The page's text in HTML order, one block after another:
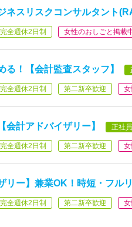
ネスリスクコンサルタント
完全週休2日制 女性のおしごと掲載
る！【会計監査スタッフ】
完全週休2日制 第二新卒歓迎 女
会計アドバイザリー】 正社員
完全週休2日制 第二新卒歓迎 女
リー】兼業OK！時短・フル
完全週休2日制 第二新卒歓迎 女